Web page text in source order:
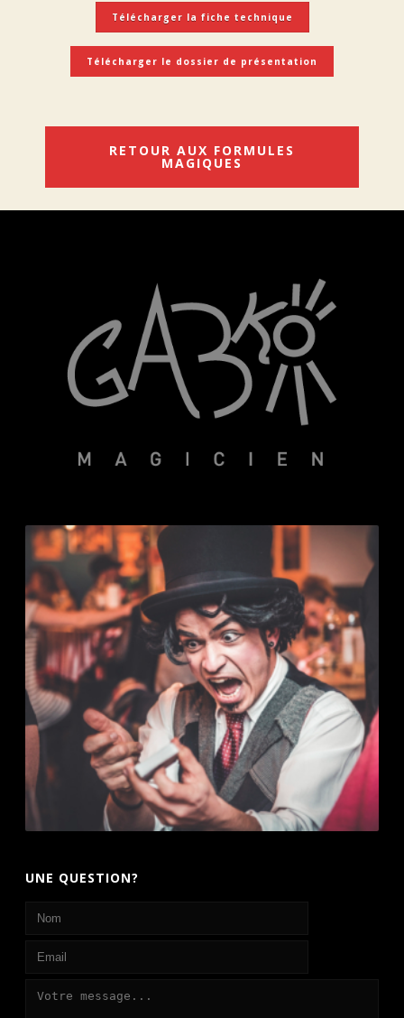
Télécharger la fiche technique
Télécharger le dossier de présentation
RETOUR AUX FORMULES
MAGIQUES
UNE QUESTION?